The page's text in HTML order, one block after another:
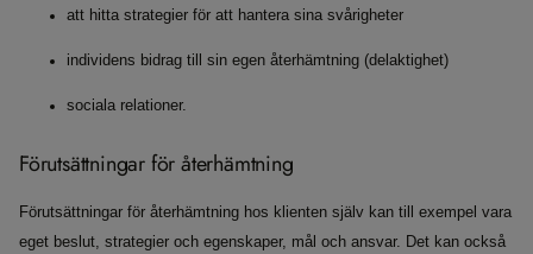
att hitta strategier för att hantera sina svårigheter
individens bidrag till sin egen återhämtning (delaktighet)
sociala relationer.
Förutsättningar för återhämtning
Förutsättningar för återhämtning hos klienten själv kan till exempel vara
eget beslut, strategier och egenskaper, mål och ansvar. Det kan också